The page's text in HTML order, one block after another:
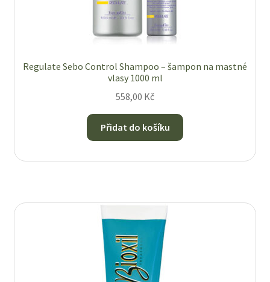
Regulate Sebo Control Shampoo – šampon na mastné
vlasy 1000 ml
558,00 Kč
Přidat do košíku